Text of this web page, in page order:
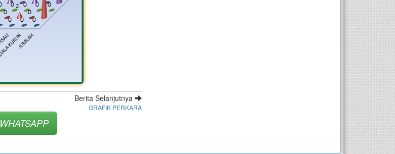
Berita Selanjutnya
GRAFIK PERKARA
WHATSAPP